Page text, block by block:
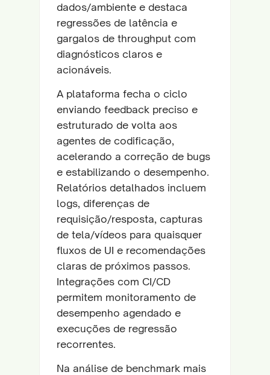
dados/ambiente e destaca
regressões de latência e
gargalos de throughput com
diagnósticos claros e
acionáveis.
A plataforma fecha o ciclo
enviando feedback preciso e
estruturado de volta aos
agentes de codificação,
acelerando a correção de bugs
e estabilizando o desempenho.
Relatórios detalhados incluem
logs, diferenças de
requisição/resposta, capturas
de tela/vídeos para quaisquer
fluxos de UI e recomendações
claras de próximos passos.
Integrações com CI/CD
permitem monitoramento de
desempenho agendado e
execuções de regressão
recorrentes.
Na análise de benchmark mais